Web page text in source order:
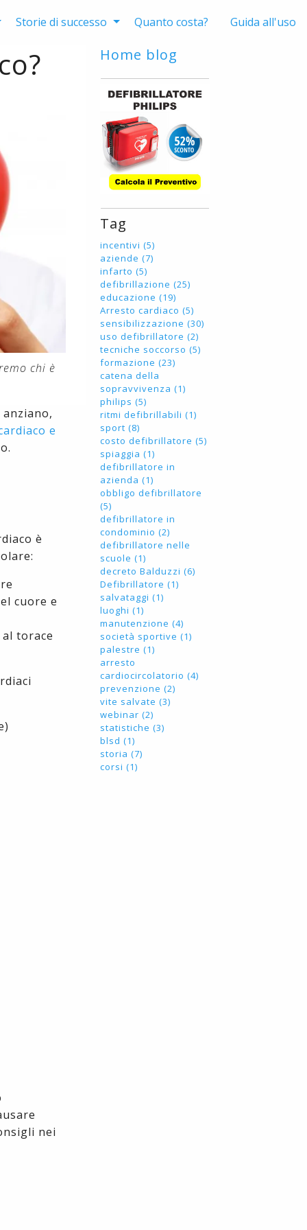
Storie di successo Quanto costa? Guida all'uso
chi è
e
è
cuore e
torace
nei
Home blog
Tag
incentivi (5)
aziende (7)
infarto (5)
defibrillazione (25)
educazione (19)
Arresto cardiaco (5)
sensibilizzazione (30)
uso defibrillatore (2)
tecniche soccorso (5)
formazione (23)
catena della
sopravvivenza (1)
philips (5)
ritmi defibrillabili (1)
sport (8)
costo defibrillatore (5)
spiaggia (1)
defibrillatore in
azienda (1)
obbligo defibrillatore
(5)
defibrillatore in
condominio (2)
defibrillatore nelle
scuole (1)
decreto Balduzzi (6)
Defibrillatore (1)
salvataggi (1)
luoghi (1)
manutenzione (4)
società sportive (1)
palestre (1)
arresto
cardiocircolatorio (4)
prevenzione (2)
vite salvate (3)
webinar (2)
statistiche (3)
blsd (1)
storia (7)
corsi (1)